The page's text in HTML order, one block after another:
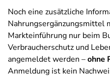
Noch eine zusätzliche
Nahrungsergänzungsmittel
Markteinführung nur beim
Verbraucherschutz und
angemeldet werden –ohne
Anmeldung ist kein